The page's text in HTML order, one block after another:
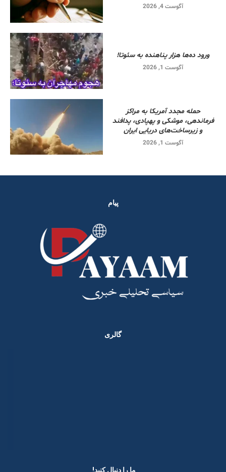
آگوست 4, 2026
ورود ده‌ها هزار پناهنده به سئوتا!
آگوست 1, 2026
حمله مجدد آمریکا به مراکز
فرماندهی، موشکی و پهپادی، پدافند
و زیرساخت‌های دریایی ایران
آگوست 1, 2026
پیام
گالری
ما را دنبال کنید! ​